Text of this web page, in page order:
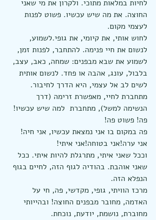
לחיות במלאות מתוכי. ולקרון את מי שאני
החוצה. את מה שיש עכשיו. פשוט לפנות
לעצמי מקום.
לחוש אותי, את קיומי, את גופי.לשמוע,
לנשום את חיי פנימה. להתחבר, לפנות זמן,
לשמוע את שבא מבפנים: שמחה, כאב, עצב,
בלבול, עונג, אהבה או פחד. לנשום אותית
לשים לב אל עצמי, היא הדרך לחיבור.
מתחברת לחיי, מאפשרת זרימה (דרך
הנשימה למשל), מתחברת  למה שיש עכשיו!
פה! פשוט פה!
פה במקום בו אני נמצאת עכשיו, אני חיה!
אני ערה!אני בטוחה!אני איתי!
וככל שאני איתי, מתרגלת להיות איתי. ככל
שאני אוהבת. בהודיה לגוף הזה, לחיים בגוף
הנפלא הזה.
מרכז הוויתי, גופי, מקדשי, פה, חי על
האדמה, מחובר מבפנים החוצה! ובהייותי
מחוברת, נושמת, יודעת, נוכחת.